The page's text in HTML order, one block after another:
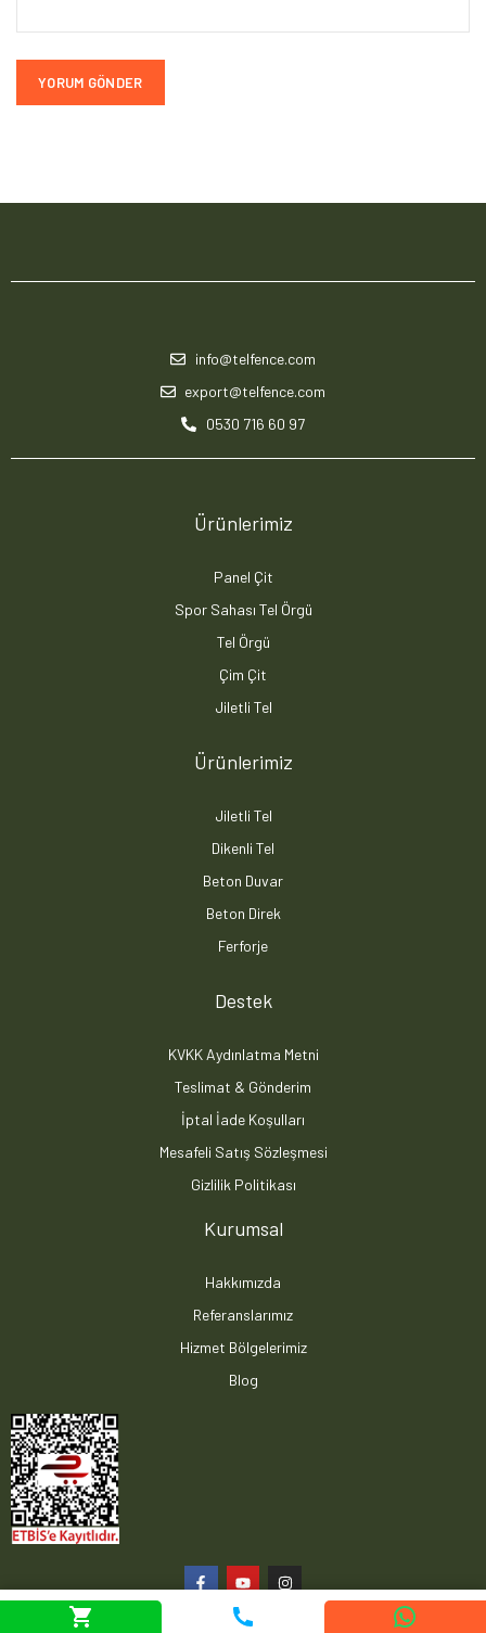
info@telfence.com
export@telfence.com
0530 716 60 97
Ürünlerimiz
Panel Çit
Spor Sahası Tel Örgü
Tel Örgü
Çim Çit
Jiletli Tel
Ürünlerimiz
Jiletli Tel
Dikenli Tel
Beton Duvar
Beton Direk
Ferforje
Destek
KVKK Aydınlatma Metni
Teslimat & Gönderim
İptal İade Koşulları
Mesafeli Satış Sözleşmesi
Gizlilik Politikası
Kurumsal
Hakkımızda
Referanslarımız
Hizmet Bölgelerimiz
Blog
Web sitemizdeki deneyiminizi iyileştirmek için tanımlama bilgileri